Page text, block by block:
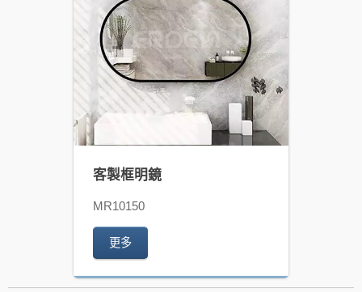
客製框明鏡
MR10150
更多